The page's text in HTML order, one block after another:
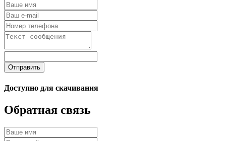
Отправить
Доступно для скачивания
Обратная связь